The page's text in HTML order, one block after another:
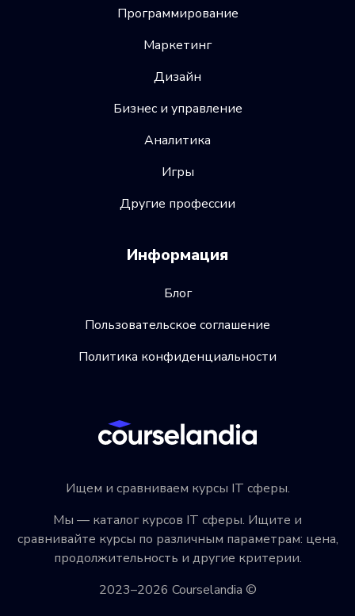
Ищем и сравниваем курсы IT сферы.
Мы — каталог курсов IT сферы. Ищите и
сравнивайте курсы по различным параметрам: цена,
продолжительность и другие критерии.
2023–2026 Courselandia ©
Программирование
Маркетинг
Дизайн
Бизнес и управление
Аналитика
Игры
Другие профессии
Информация
Блог
Пользовательское соглашение
Политика конфиденциальности